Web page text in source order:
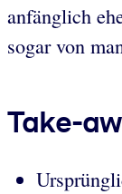
anfänglich
sogar von
Take-